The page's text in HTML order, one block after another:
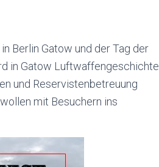
Berlin Gatow und der Tag der
in Gatow Luftwaffengeschichte
und Reservistenbetreuung
mit Besuchern ins